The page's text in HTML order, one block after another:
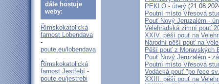
dále hostuje
weby:
Římskokatolická
farnost Lobendava
-
poute.eu/lobendava
Římskokatolická
farnost Jestřebí -
poute.eu/jestrebi
PEKLO - úterý
Poutní místo Vřesová
Pouť Nový Jeruzalém -
Velehradská zimní pouť
XXIV. pěší pouť na
Národní pěší pouť na
Pěší pouť z Moravských
Pouť Nový Jeruzalém -
Poutní místo Vřesová
Vodácká pouť "po řece
XXIII. pěší pouť na